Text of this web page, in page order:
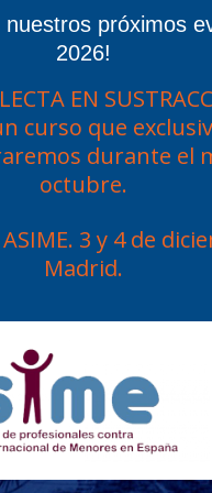
nuestros próximos
2026!
EN
curso que
durante el
octubre.
ASIME. 3 y 4 de
Madrid.
contenido